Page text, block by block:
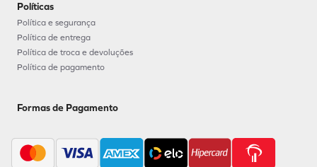
Políticas
Política e segurança
Política de entrega
Política de troca e devoluções
Política de pagamento
Formas de Pagamento